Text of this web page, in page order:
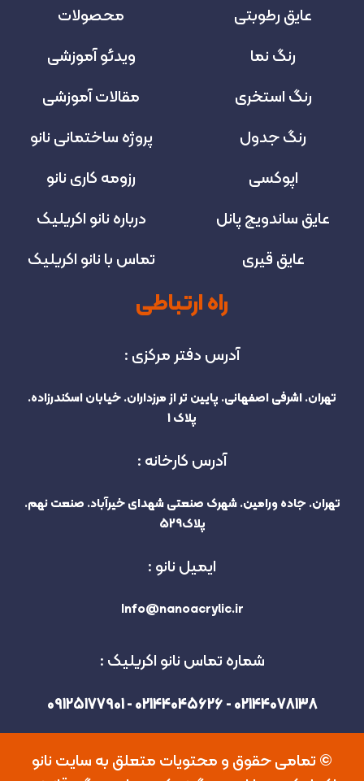
عایق رطوبتی
رنگ نما
رنگ استخری
رنگ جدول
اپوکسی
عایق ساندویچ پانل
عایق قیری
محصولات
ویدئو آموزشی
مقالات آموزشی
پروژه‌ ساختمانی نانو
رزومه کاری نانو
درباره نانو اکریلیک
تماس با نانو اکریلیک
راه ارتباطی
آدرس دفتر مرکزی :
تهران. اشرفی اصفهانی. پایین تر از مرزداران. خیابان اسکندرزاده.
پلاک 1
آدرس کارخانه :
تهران. جاده ورامین. شهرک صنعتی شهدای خیرآباد. صنعت نهم.
پلاک529
ایمیل نانو :
Info@nanoacrylic.ir
شماره تماس نانو اکریلیک :
02144078138 - 02144045626 - 09125177901
©️ تمامی حقوق و محتویات متعلق به سایت نانو